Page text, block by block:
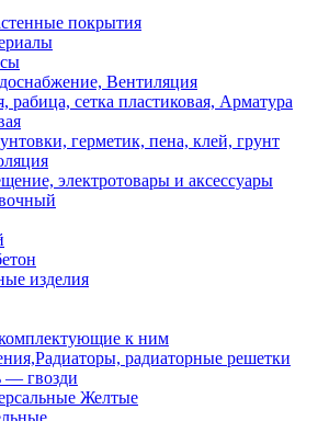
покрытия
Вентиляция
рабица, сетка пластиковая, Арматура
герметик, пена, клей, грунт
электротовары и аксессуары
изделия
к ним
радиаторные решетки
— гвозди
Желтые